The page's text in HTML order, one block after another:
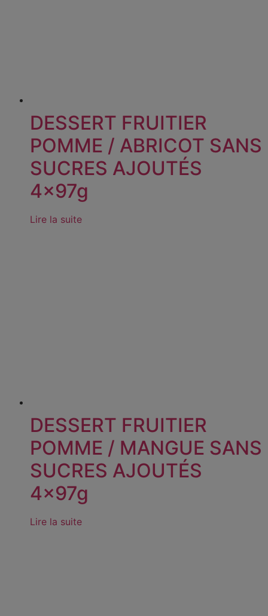
DESSERT FRUITIER
POMME / ABRICOT SANS
SUCRES AJOUTÉS
4x97g
Lire la suite
DESSERT FRUITIER
POMME / MANGUE SANS
SUCRES AJOUTÉS
4x97g
Lire la suite